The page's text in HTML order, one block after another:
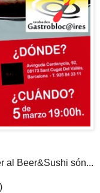
al Beer&Sushi són...